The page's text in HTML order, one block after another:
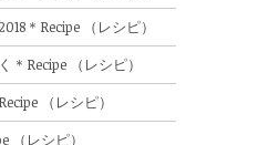
＊Recipe （レシピ）
Recipe （レシピ）
（レシピ）
（レシピ）